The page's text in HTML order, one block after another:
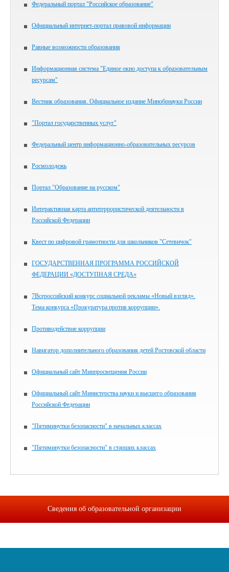
Федеральный портал "Российское образование"
Официальный интернет-портал правовой информации
Равные возможности образования
Информационная система "Единое окно доступа к образовательным
ресурсам"
Вестник образования. Официальное издание Минобрнауки России
"Портал государственных услуг"
Федеральный центр информационно-образовательных ресурсов
Росмолодежь
Портал "Образование на русском"
Интерактивная карта антитеррористической деятельности в
Российской Федерации
Квест по цифровой грамотности для школьников "Сетевичок"
ГОСУДАРСТВЕННАЯ ПРОГРАММА РОССИЙСКОЙ
ФЕДЕРАЦИИ «ДОСТУПНАЯ СРЕДА»
7Всероссийский конкурс социальной рекламы «Новый взгляд».
Тема конкурса «Прокуратура против коррупции».
Противодействие коррупции
Навигатор дополнительного образования детей Ростовской области
Официальный сайт Минпросвещения России
Официальный сайт Министерства науки и высшего образования
Российской Федерации
"Пятиминутки безопасности" в начальных классах
"Пятиминутки безопасности" в старших классах
Сведения об образовательной организации